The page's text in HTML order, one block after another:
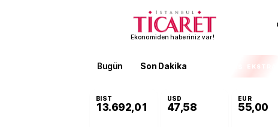
Ekonomiden haberiniz var!
Bugün Son Dakika EKSTRA
BIST
13.692,01
USD
47,58
EUR
55,00